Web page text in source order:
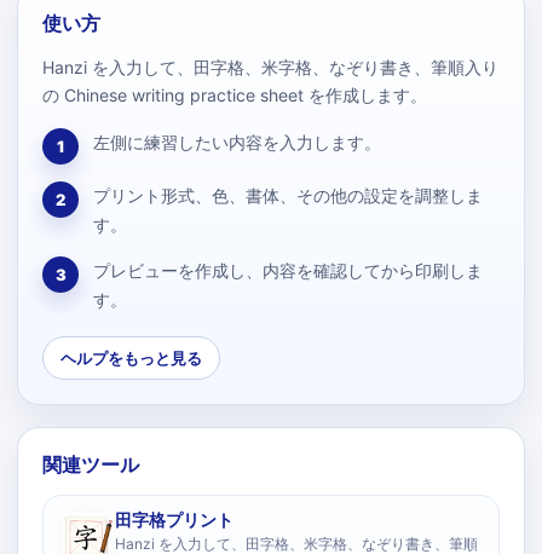
使い方
Hanzi を入力して、田字格、米字格、なぞり書き、筆順入り
の Chinese writing practice sheet を作成します。
1 左側に練習したい内容を入力します。
2
プリント形式、色、書体、その他の設定を調整しま
す。
3
プレビューを作成し、内容を確認してから印刷しま
す。
ヘルプをもっと見る
関連ツール
田字格プリント
Hanzi を入力して、田字格、米字格、なぞり書き、筆順